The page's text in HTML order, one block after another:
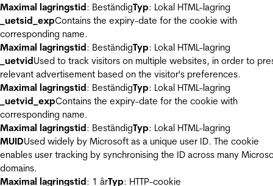
Maximal lagringstid: BeständigTyp: Lokal HTML-lagring
_uetsid_expContains the expiry-date for the cookie with
corresponding name.
Maximal lagringstid: BeständigTyp: Lokal HTML-lagring
_uetvidUsed to track visitors on multiple websites, in order to
relevant advertisement based on the visitor's preferences.
Maximal lagringstid: BeständigTyp: Lokal HTML-lagring
_uetvid_expContains the expiry-date for the cookie with
corresponding name.
Maximal lagringstid: BeständigTyp: Lokal HTML-lagring
MUIDUsed widely by Microsoft as a unique user ID. The cookie
enables user tracking by synchronising the ID across many
domains.
Maximal lagringstid: 1 årTyp: HTTP-cookie